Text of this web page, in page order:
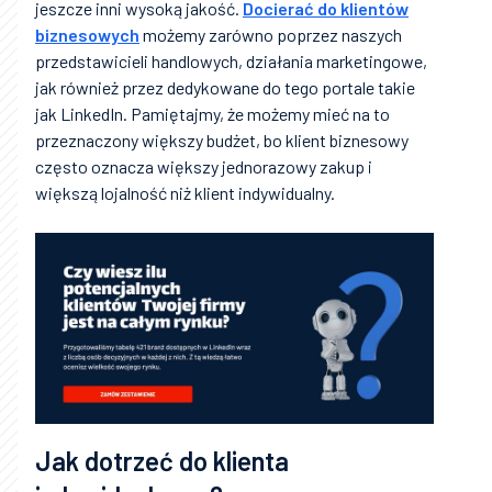
jeszcze inni wysoką jakość. Docierać do klientów
biznesowych możemy zarówno poprzez naszych
przedstawicieli handlowych, działania marketingowe,
jak również przez dedykowane do tego portale takie
jak LinkedIn. Pamiętajmy, że możemy mieć na to
przeznaczony większy budżet, bo klient biznesowy
często oznacza większy jednorazowy zakup i
większą lojalność niż klient indywidualny.
Jak dotrzeć do klienta